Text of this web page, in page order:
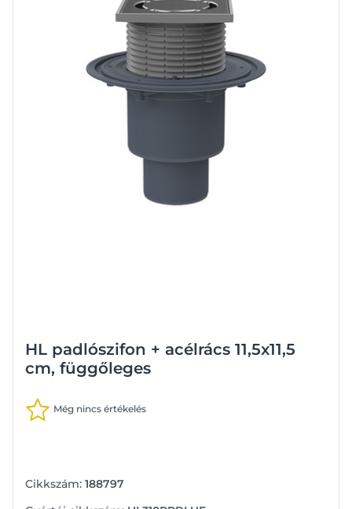
HL padlószifon + acélrács 11,5x11,5
cm, függőleges
Még nincs értékelés
Cikkszám: 188797